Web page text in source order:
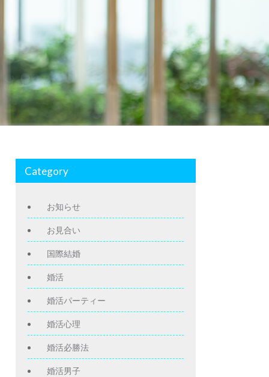
Category
お知らせ
お見合い
国際結婚
婚活
婚活パーティー
婚活心理
婚活必勝法
婚活男子